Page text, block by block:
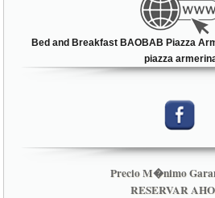
Bed and Breakfast BAOBAB Piazza
piazza
Precio M�nimo
RESERVAR